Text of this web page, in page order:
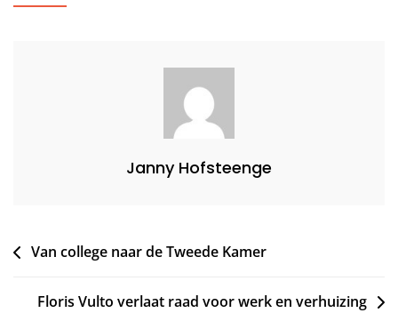
Janny Hofsteenge
Bericht
Van college naar de Tweede Kamer
Floris Vulto verlaat raad voor werk en verhuizing